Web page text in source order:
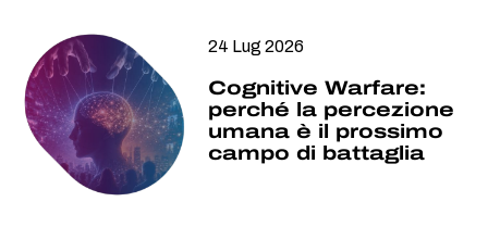
24 Lug 2026
Cognitive Warfare:
perché la percezione
umana è il prossimo
campo di battaglia